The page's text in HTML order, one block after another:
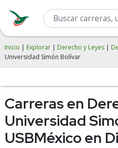
Inicio | Explorar | Derecho y Leyes |
Universidad Simón Bolívar
Carreras en
Universidad
USBMéxico en